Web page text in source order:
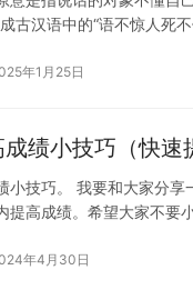
古汉语中的“语不惊人死
年1月25日
绩小技巧（快速
小技巧。 我要和大家分
提高成绩。希望大家不要
年4月30日